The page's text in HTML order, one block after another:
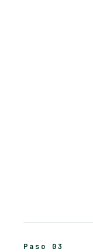
Paso 03